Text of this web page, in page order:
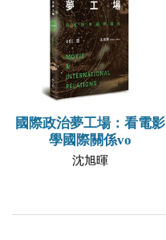
國際政治夢工場：看電影
學國際關係vo
沈旭暉